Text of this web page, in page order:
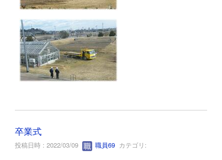
卒業式
投稿日時 : 2022/03/09 職員69 カテゴリ: